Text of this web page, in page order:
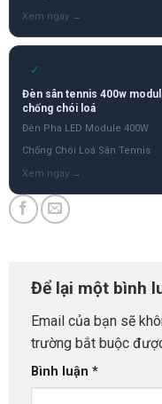
✓
Đèn sân tennis 400w
chống chói loá
Đèn Pha LED Module 400W
Chống Chói Loá Sân Tennis
Để lại một bình
Email của bạn sẽ
trường bắt buộc
Bình luận *